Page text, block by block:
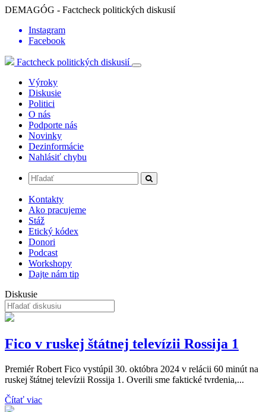
DEMAGÓG - Factcheck politických diskusií
Instagram
Facebook
Factcheck politických diskusií
Výroky
Diskusie
Politici
O nás
Podporte nás
Novinky
Dezinformácie
Nahlásiť chybu
Kontakty
Ako pracujeme
Stáž
Etický kódex
Donori
Podcast
Workshopy
Dajte nám tip
Diskusie
Fico v ruskej štátnej televízii Rossija 1
Premiér Robert Fico vystúpil 30. októbra 2024 v relácii 60 minút na
ruskej štátnej televízii Rossija 1. Overili sme faktické tvrdenia,...
Čítať viac